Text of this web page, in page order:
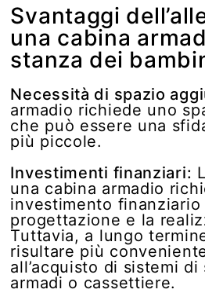
Svantaggi
una cabina
stanza dei
Necessità di spazio
armadio richiede uno
che può essere una
più piccole.
Investimenti finanziari:
una cabina armadio
investimento finanziario
progettazione e la
Tuttavia, a lungo
risultare più
all’acquisto di sistemi di
armadi o cassettiere.